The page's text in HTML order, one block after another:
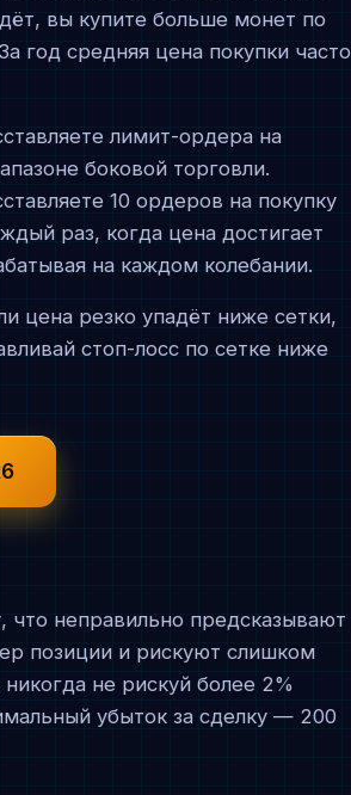
вы купите больше монет по
год средняя цена покупки часто
лимит-ордера на
боковой торговли.
10 ордеров на покупку
раз, когда цена достигает
на каждом колебании.
цена резко упадёт ниже сетки,
стоп-лосс по сетке ниже
неправильно предсказывают
позиции и рискуют слишком
не рискуй более 2%
убыток за сделку — 200